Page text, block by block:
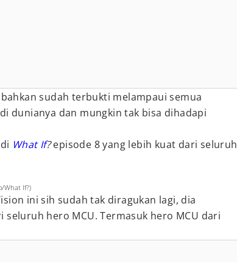
sudah terbukti melampaui semua
dunianya dan mungkin tak bisa dihadapi
What If?episode 8 yang lebih kuat dari seluruh
What If?)
ini sih sudah tak diragukan lagi, dia
seluruh hero MCU. Termasuk hero MCU dari